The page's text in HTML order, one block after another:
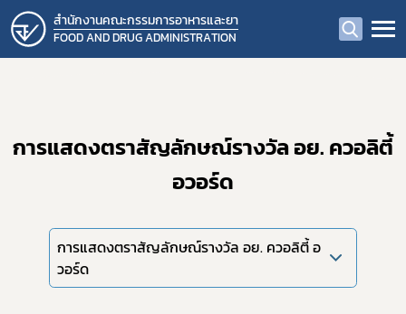
สำนักงานคณะกรรมการอาหารและยา
FOOD AND DRUG ADMINISTRATION
การแสดงตราสัญลักษณ์รางวัล อย. ควอลิตี้
อวอร์ด
การแสดงตราสัญลักษณ์รางวัล อย. ควอลิตี้ อ
วอร์ด